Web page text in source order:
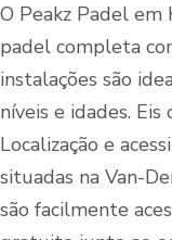
O Peakz Padel em
padel completa
instalações são
níveis e idades.
Localização e
situadas na Van-
são facilmente